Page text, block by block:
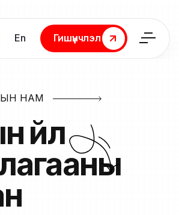
En
Гишүүнчлэл
Гишүүнчлэл
НАМ
үйл